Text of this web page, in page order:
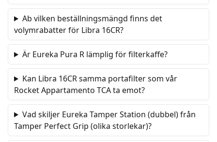
Ab vilken beställningsmängd finns det
volymrabatter för Libra 16CR?
Är Eureka Pura R lämplig för filterkaffe?
Kan Libra 16CR samma portafilter som vår
Rocket Appartamento TCA ta emot?
Vad skiljer Eureka Tamper Station (dubbel) från
Tamper Perfect Grip (olika storlekar)?